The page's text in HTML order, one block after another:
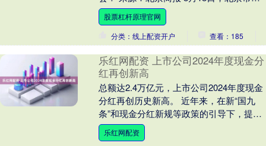
计局、国家统计局北京调查总队发布2025
年1—7月....
股票杠杆原理官网
分类：线上配资开户
查看：185
乐红网配资 上市公司2024年度现金分
红再创新高
总额达2.4万亿元，上市公司2024年度现金
分红再创历史新高。 近年来，在新“国九
条”和现金分红新规等政策的引导下，提高
投资者回报已经成为上市公司的“必修
课”，....
乐红网配资